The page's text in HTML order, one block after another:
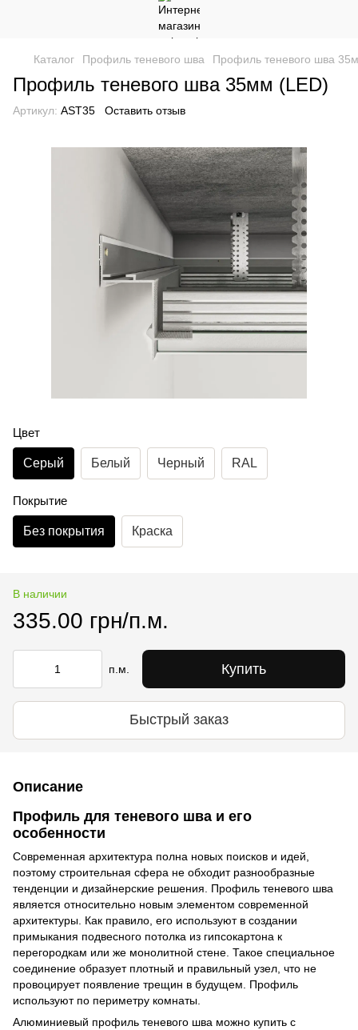
Каталог Профиль теневого шва Профиль теневого шва
Профиль теневого шва 35мм (LED)
Артикул: AST35 Оставить отзыв
Цвет
Серый Белый Черный RAL
Покрытие
Без покрытия Краска
В наличии
335.00 грн/п.м.
п.м. Купить
Быстрый заказ
Описание
Профиль для теневого шва и его
особенности
Современная архитектура полна новых поисков и идей,
поэтому строительная сфера не обходит разнообразные
тенденции и дизайнерские решения. Профиль теневого шва
является относительно новым элементом современной
архитектуры. Как правило, его используют в создании
примыкания подвесного потолка из гипсокартона к
перегородкам или же монолитной стене. Такое специальное
соединение образует плотный и правильный узел, что не
провоцирует появление трещин в будущем. Профиль
используют по периметру комнаты.
Алюминиевый профиль теневого шва можно купить с